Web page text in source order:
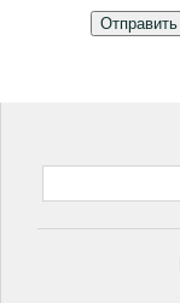
Отправить